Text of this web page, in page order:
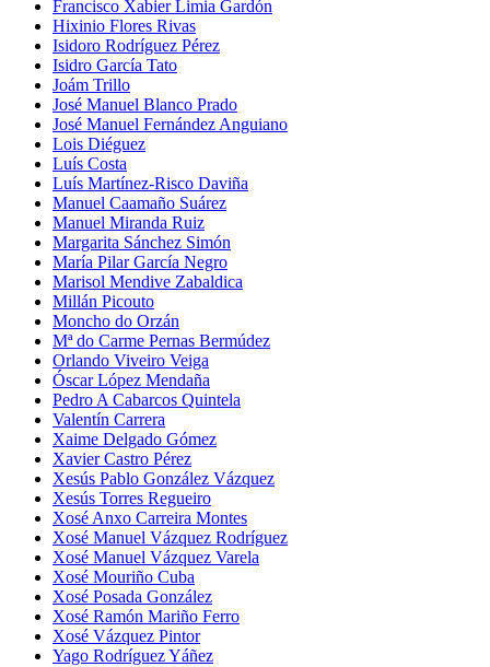
Francisco Xabier Limia Gardón
Hixinio Flores Rivas
Isidoro Rodríguez Pérez
Isidro García Tato
Joám Trillo
José Manuel Blanco Prado
José Manuel Fernández Anguiano
Lois Diéguez
Luís Costa
Luís Martínez-Risco Daviña
Manuel Caamaño Suárez
Manuel Miranda Ruiz
Margarita Sánchez Simón
María Pilar García Negro
Marisol Mendive Zabaldica
Millán Picouto
Moncho do Orzán
Mª do Carme Pernas Bermúdez
Orlando Viveiro Veiga
Óscar López Mendaña
Pedro A Cabarcos Quintela
Valentín Carrera
Xaime Delgado Gómez
Xavier Castro Pérez
Xesús Pablo González Vázquez
Xesús Torres Regueiro
Xosé Anxo Carreira Montes
Xosé Manuel Vázquez Rodríguez
Xosé Manuel Vázquez Varela
Xosé Mouriño Cuba
Xosé Posada González
Xosé Ramón Mariño Ferro
Xosé Vázquez Pintor
Yago Rodríguez Yáñez